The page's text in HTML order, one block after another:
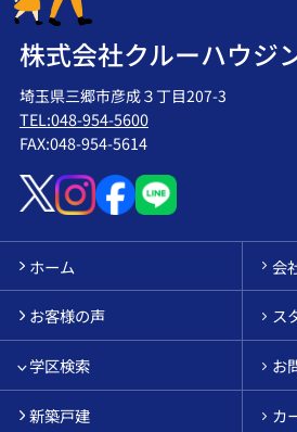
株式会社クルーハウジ
埼玉県三郷市彦成３丁目207-3
TEL:048-954-5600
FAX:048-954-5614
ホーム 会
お客様の声 ス
学区検索 お
新築戸建 カ